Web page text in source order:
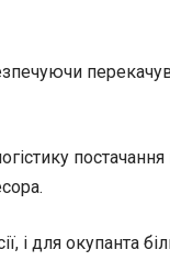
і для окупанта